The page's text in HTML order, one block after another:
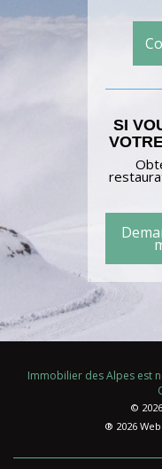
SI
Immobilier des Alpesest
©
® 2026